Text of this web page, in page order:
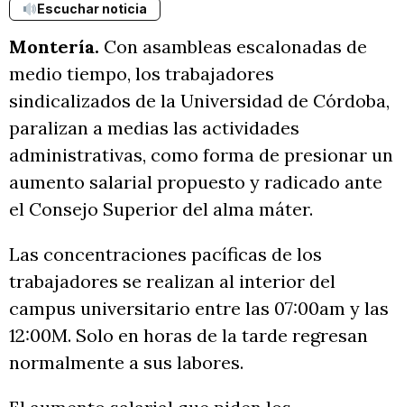
Escuchar noticia
Montería. Con asambleas escalonadas de
medio tiempo, los trabajadores
sindicalizados de la Universidad de Córdoba,
paralizan a medias las actividades
administrativas, como forma de presionar un
aumento salarial propuesto y radicado ante
el Consejo Superior del alma máter.
Las concentraciones pacíficas de los
trabajadores se realizan al interior del
campus universitario entre las 07:00am y las
12:00M. Solo en horas de la tarde regresan
normalmente a sus labores.